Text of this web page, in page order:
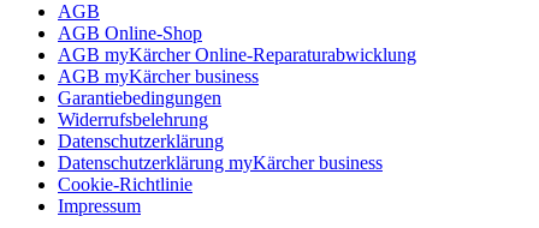
AGB
AGB Online-Shop
AGB myKärcher Online-Reparaturabwicklung
AGB myKärcher business
Garantiebedingungen
Widerrufsbelehrung
Datenschutzerklärung
Datenschutzerklärung myKärcher business
Cookie-Richtlinie
Impressum